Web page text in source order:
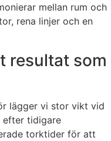
mellan rum och
rena linjer och en
resultat som
lägger vi stor vikt vid
efter tidigare
torktider för att